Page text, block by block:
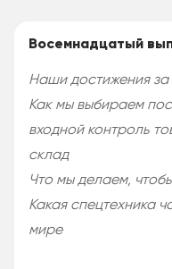
Восемнадцатый
Наши достижения за
Как мы выбираем
входной контроль
склад
Что мы делаем,
Какая спецтехника
мире